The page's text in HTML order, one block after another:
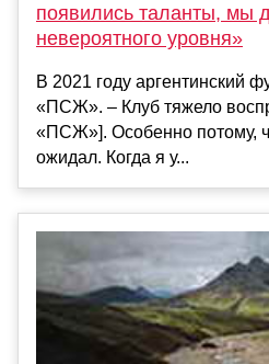
появились таланты, мы
невероятного уровня»
В 2021 году аргентинский
«ПСЖ». – Клуб тяжело
«ПСЖ»]. Особенно потому,
ожидал. Когда я у...